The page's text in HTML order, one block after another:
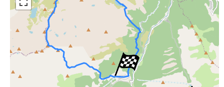
ESRI Word Imagery